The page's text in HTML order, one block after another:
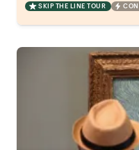
SKIP THE LINE TOUR